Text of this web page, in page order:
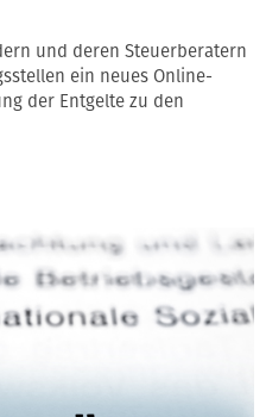
und deren Steuerberatern
ein neues Online-
der Entgelte zu den